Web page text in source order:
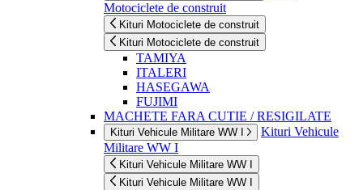
Motociclete de construit
Kituri Motociclete de construit
Kituri Motociclete de construit
TAMIYA
ITALERI
HASEGAWA
FUJIMI
MACHETE FARA CUTIE / RESIGILATE
Kituri Vehicule Militare WW I
Kituri Vehicule
Militare WW I
Kituri Vehicule Militare WW I
Kituri Vehicule Militare WW I